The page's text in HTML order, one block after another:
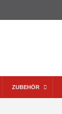
ZUBEHÖR